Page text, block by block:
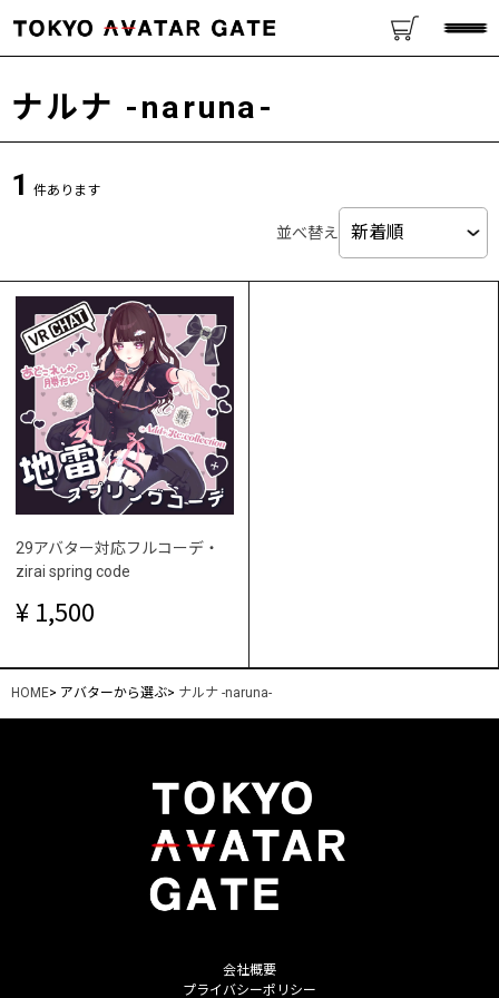
ナルナ -naruna-
1 件あります
並べ替え
29アバター対応フルコーデ・
zirai spring code
1,500
HOME> アバターから選ぶ> ナルナ -naruna-
会社概要
プライバシーポリシー